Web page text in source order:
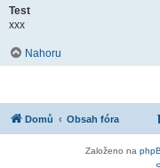
Test
xxx
Nahoru
Domů Obsah fóra
Založeno na